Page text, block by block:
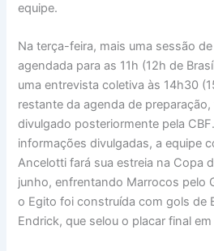
equipe.
Na terça-feira, mais uma sessão
agendada para as 11h (12h de
uma entrevista coletiva às 14h30
restante da agenda de
divulgado posteriormente pela
informações divulgadas, a equipe
Ancelotti fará sua estreia na Copa
junho, enfrentando Marrocos pelo
o Egito foi construída com gols de
Endrick, que selou o placar final em